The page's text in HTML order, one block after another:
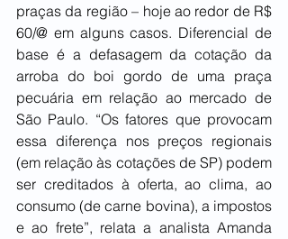
praças da região – hoje ao redor de R$
60/@ em alguns casos. Diferencial de
base é a defasagem da cotação da
arroba do boi gordo de uma praça
pecuária em relação ao mercado de
São Paulo. “Os fatores que provocam
essa diferença nos preços regionais
(em relação às cotações de SP) podem
ser creditados à oferta, ao clima, ao
consumo (de carne bovina), a impostos
e ao frete”, relata a analista Amanda